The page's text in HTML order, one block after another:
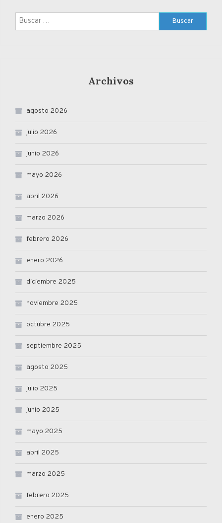
Buscar:
Archivos
agosto 2026
julio 2026
junio 2026
mayo 2026
abril 2026
marzo 2026
febrero 2026
enero 2026
diciembre 2025
noviembre 2025
octubre 2025
septiembre 2025
agosto 2025
julio 2025
junio 2025
mayo 2025
abril 2025
marzo 2025
febrero 2025
enero 2025